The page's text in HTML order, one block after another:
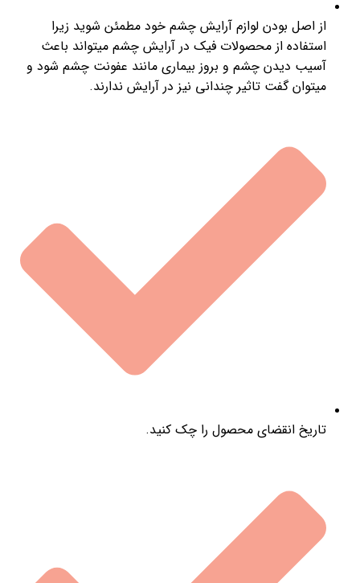
از اصل بودن لوازم آرایش چشم خود مطمئن شوید زیرا
استفاده از محصولات فیک در آرایش چشم میتواند باعث
آسیب دیدن چشم و بروز بیماری مانند عفونت چشم شود و
میتوان گفت تاثیر چندانی نیز در آرایش ندارند.
تاریخ انقضای محصول را چک کنید.